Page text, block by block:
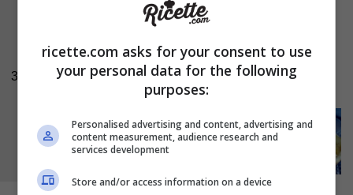
3
Quando la superficie dellapasta brisée
capovolgetelasubito su un piatto facendo
attenzione a non scottarvi.
ricette.com asks for your consent to use
your personal data for the following
purposes:
Personalised advertising and content, advertising and
content measurement, audience research and
services development
Store and/or access information on a device